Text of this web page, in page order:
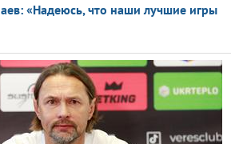
«Надеюсь, что наши лучшие игры